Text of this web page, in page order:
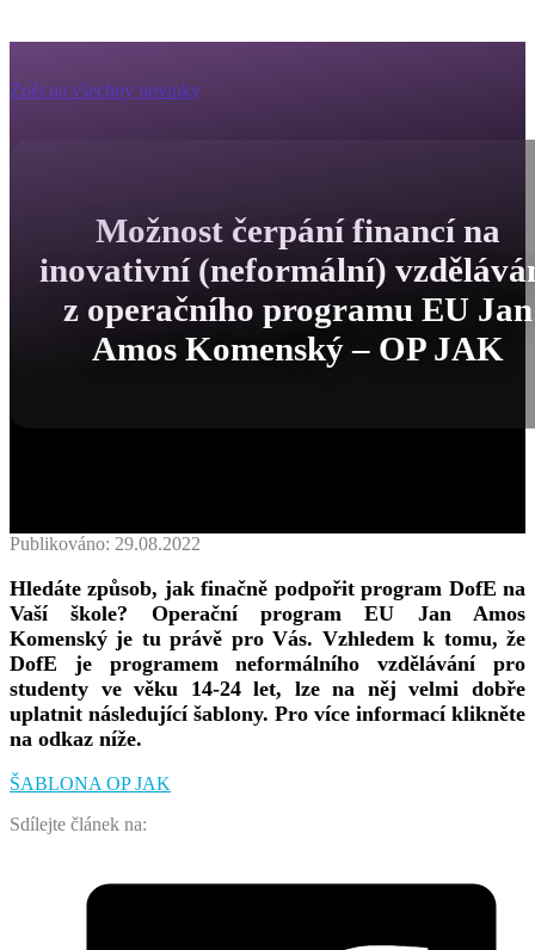
Zpět na všechny novinky
Možnost čerpání financí na
inovativní (neformální)
z operačního programu EU Jan
Amos Komenský – OP JAK
Publikováno: 29.08.2022
Hledáte způsob, jak finačně podpořit program DofE na
Vaší škole? Operační program EU Jan Amos
Komenský je tu právě pro Vás. Vzhledem k tomu, že
DofE je programem neformálního vzdělávání pro
studenty ve věku 14-24 let, lze na něj velmi dobře
uplatnit následující šablony. Pro více informací klikněte
na odkaz níže.
ŠABLONA OP JAK
Sdílejte článek na: